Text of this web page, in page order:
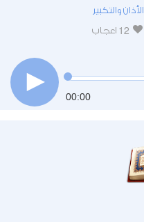
الأذان والتكبير
12 اعجاب
00:00